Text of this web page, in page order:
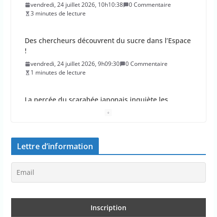
vendredi, 24 juillet 2026, 10h10:38
0 Commentaire
3 minutes de lecture
Des chercheurs découvrent du sucre dans l’Espace
!
vendredi, 24 juillet 2026, 9h09:30
0 Commentaire
1 minutes de lecture
La percée du scarabée japonais inquiète les
hectares en France
jeudi, 23 juillet 2026, 10h10:30
0 Commentaire
Lettre d’information